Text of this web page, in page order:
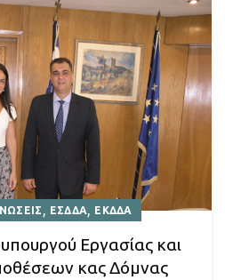
, ΕΣΔΔΑ, ΕΚΔΔΑ
Εργασίας και
κας Δόμνας